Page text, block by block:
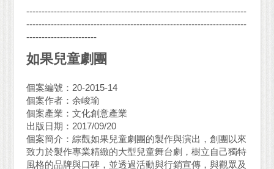
------------------------------------------------------------------------
------------------------------------------------------------------------
-----------------------
如果兒童劇團
個案編號：20-2015-14
個案作者：余峻瑜
個案產業：文化創意產業
出版日期：2017/09/20
個案簡介：綜觀如果兒童劇團的製作與演出，創團以來
致力於製作專業精緻的大型兒童舞台劇，樹立自己獨特
風格的品牌與口碑，並透過活動與行銷宣傳，與觀眾及